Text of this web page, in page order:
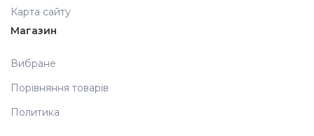
Карта сайту
Магазин
Вибране
Порівняння товарів
Политика